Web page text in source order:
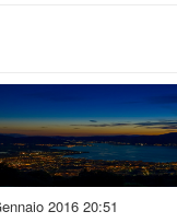
2016 20:51